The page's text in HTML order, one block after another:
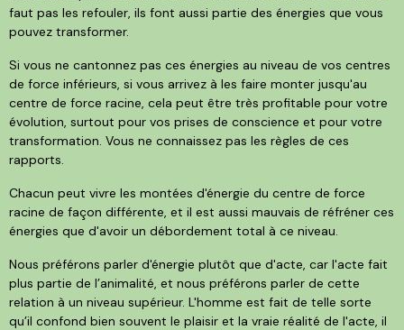
faut pas les refouler, ils font aussi partie des énergies que vous
pouvez transformer.
Si vous ne cantonnez pas ces énergies au niveau de vos centres
de force inférieurs, si vous arrivez à les faire monter jusqu'au
centre de force racine, cela peut être très profitable pour votre
évolution, surtout pour vos prises de conscience et pour votre
transformation. Vous ne connaissez pas les règles de ces
rapports.
Chacun peut vivre les montées d'énergie du centre de force
racine de façon différente, et il est aussi mauvais de réfréner ces
énergies que d'avoir un débordement total à ce niveau.
Nous préférons parler d'énergie plutôt que d'acte, car l'acte fait
plus partie de l’animalité, et nous préférons parler de cette
relation à un niveau supérieur. L'homme est fait de telle sorte
qu’il confond bien souvent le plaisir et la vraie réalité de l'acte, il